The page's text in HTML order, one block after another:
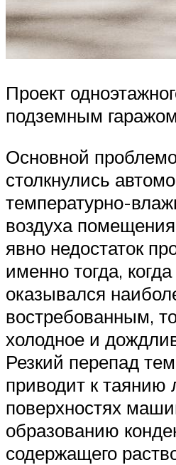
Проект
подземным гаражом
Основной
столкнулись
температурно-
воздуха
явно недостаток
именно тогда,
оказывался
востребованным,
холодное и
Резкий перепад
приводит к таянию
поверхностях
образованию
содержащего